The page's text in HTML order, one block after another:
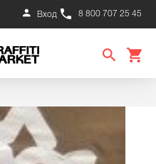
8 800 707 25 45
Вход